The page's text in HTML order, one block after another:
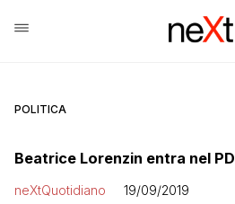
POLITICA
Beatrice Lorenzin entra nel PD
neXtQuotidiano 19/09/2019